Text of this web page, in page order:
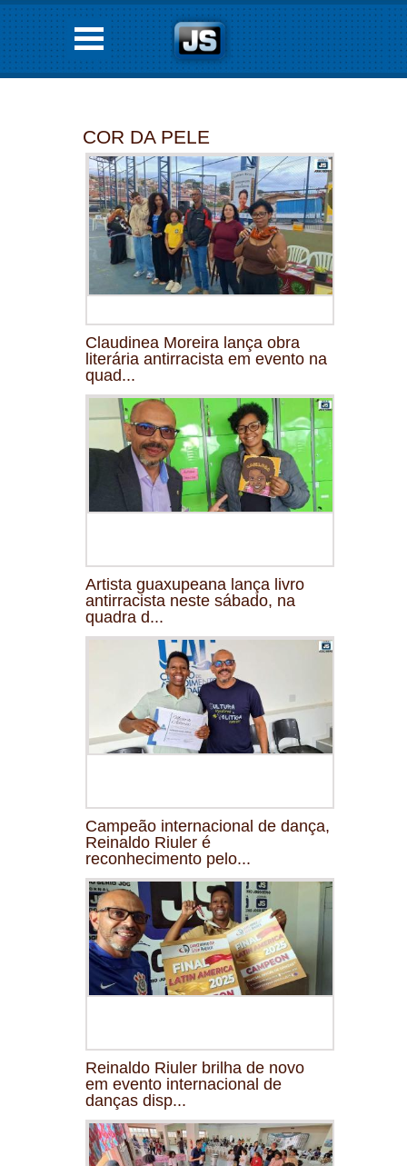
COR DA PELE
Claudinea Moreira lança obra
literária antirracista em evento na
quad...
Artista guaxupeana lança livro
antirracista neste sábado, na
quadra d...
Campeão internacional de dança,
Reinaldo Riuler é
reconhecimento pelo...
Reinaldo Riuler brilha de novo
em evento internacional de
danças disp...